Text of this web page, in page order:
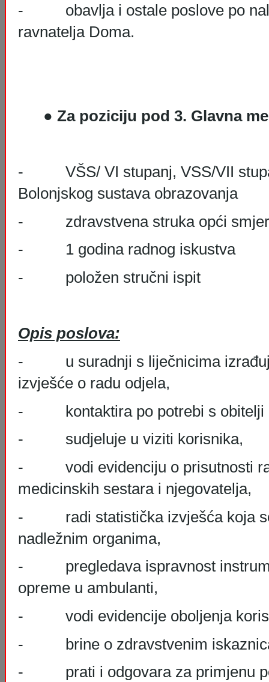
- obavlja i ostale poslove po
ravnatelja Doma.
● Za poziciju pod 3. Glavna
- VŠS/ VI stupanj, VSS/VII
Bolonjskog sustava obrazovanja
- zdravstvena struka opći smjer
- 1 godina radnog iskustva
- položen stručni ispit
Opis poslova:
- u suradnji s liječnicima
izvješće o radu odjela,
- kontaktira po potrebi s obitelji
- sudjeluje u viziti korisnika,
- vodi evidenciju o prisutnosti
medicinskih sestara i njegovatelja,
- radi statistička izvješća koja
nadležnim organima,
- pregledava ispravnost
opreme u ambulanti,
- vodi evidencije oboljenja
- brine o zdravstvenim
- prati i odgovara za primjenu